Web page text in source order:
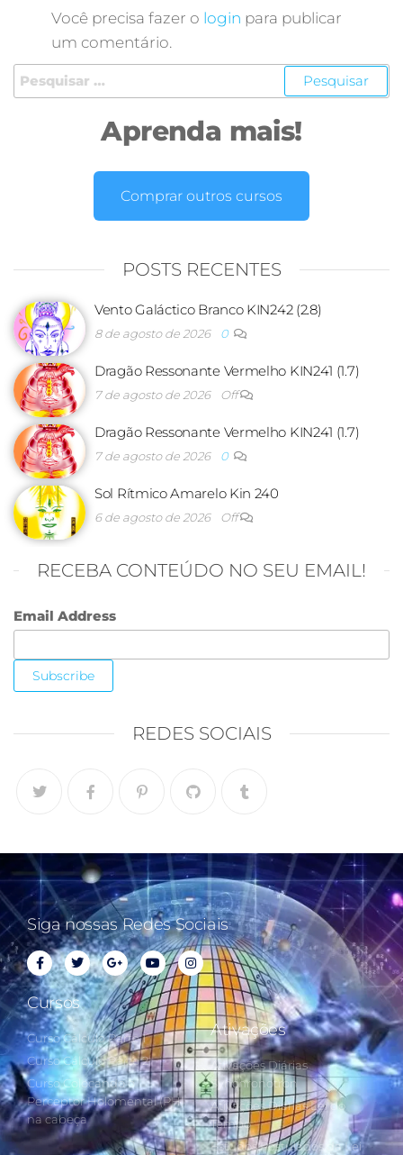
Você precisa fazer o login para publicar
um comentário.
Aprenda mais!
Comprar outros cursos
POSTS RECENTES
Vento Galáctico Branco KIN242 (2.8)
8 de agosto de 2026 0
Dragão Ressonante Vermelho KIN241 (1.7)
7 de agosto de 2026 Off
Dragão Ressonante Vermelho KIN241 (1.7)
7 de agosto de 2026 0
Sol Rítmico Amarelo Kin 240
6 de agosto de 2026 Off
RECEBA CONTEÚDO NO SEU EMAIL!
Email Address
REDES SOCIAIS
Siga nossas Redes Sociais
Cursos
Curso Cálculo Parte 1
Curso Cálculo Parte 2
Curso Colocando o
Perceptor Holomental (PH)
na cabeça
Ativações
Ativações Diárias
Synchronotron
Ativações Diárias Lei do
Tempo
Estudos Postulados da Lei